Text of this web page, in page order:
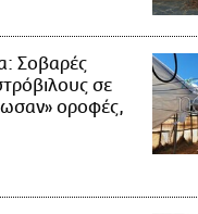
Σοβαρές
σε
οροφές,